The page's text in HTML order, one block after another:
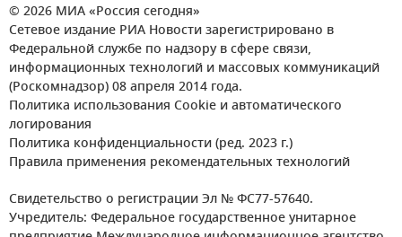
© 2026 МИА «Россия сегодня»
Сетевое издание РИА Новости зарегистрировано в
Федеральной службе по надзору в сфере связи,
информационных технологий и массовых коммуникаций
(Роскомнадзор) 08 апреля 2014 года.
Политика использования Cookie и автоматического
логирования
Политика конфиденциальности (ред. 2023 г.)
Правила применения рекомендательных технологий
Свидетельство о регистрации Эл № ФС77-57640.
Учредитель: Федеральное государственное унитарное